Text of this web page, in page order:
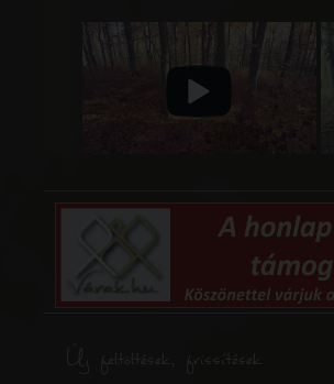
Új feltöltések, frissítések